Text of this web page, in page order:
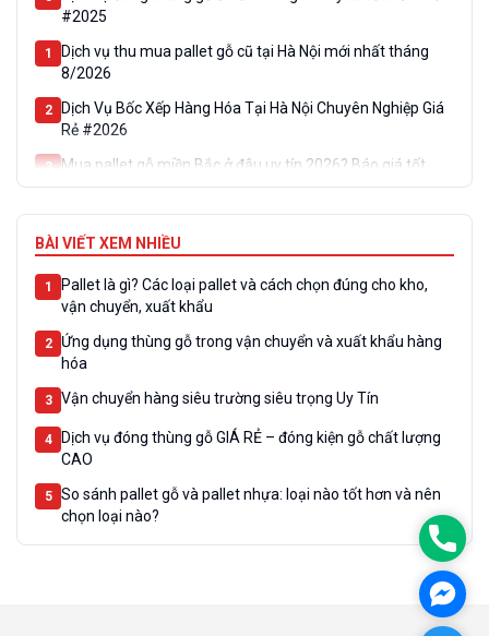
#2025
1
Dịch vụ thu mua pallet gỗ cũ tại Hà Nội mới nhất tháng
8/2026
2
Dịch Vụ Bốc Xếp Hàng Hóa Tại Hà Nội Chuyên Nghiệp Giá
Rẻ #2026
3
Mua pallet gỗ miền Bắc ở đâu uy tín 2026? Báo giá tốt,
4
Đặt pallet gỗ theo yêu cầu: Sản xuất theo kích thước, tải
trọng
5
#2025
BÀI VIẾT XEM NHIỀU
1
Pallet là gì? Các loại pallet và cách chọn đúng cho kho,
vận chuyển, xuất khẩu
2
Ứng dụng thùng gỗ trong vận chuyển và xuất khẩu hàng
hóa
3 Vận chuyển hàng siêu trường siêu trọng Uy Tín
4
Dịch vụ đóng thùng gỗ GIÁ RẺ – đóng kiện gỗ chất lượng
CAO
5
So sánh pallet gỗ và pallet nhựa: loại nào tốt hơn và nên
chọn loại nào?